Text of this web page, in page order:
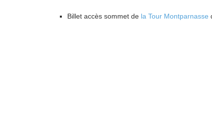
Billet accès sommet de la Tour Montparnasse